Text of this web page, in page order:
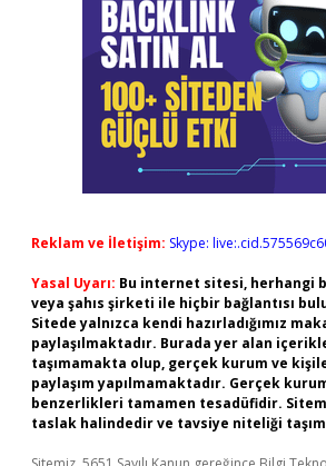
Reklam ve İletişim: Skype:
Yasal Uyarı: Bu internet sitesi, herhangi
veya şahıs şirketi ile hiçbir bağlantısı
Sitede yalnızca kendi hazırladığımız
paylaşılmaktadır. Burada yer alan
taşımamakta olup, gerçek kurum ve
paylaşım yapılmamaktadır. Gerçek
benzerlikleri tamamen tesadüfidir.
taslak halindedir ve tavsiye niteliği